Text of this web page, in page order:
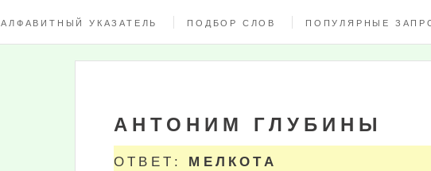
АЛФАВИТНЫЙ УКАЗАТЕЛЬ ПОДБОР СЛОВ ПОПУЛЯРНЫЕ
АНТОНИМ ГЛУБИНЫ
ОТВЕТ: МЕЛКОТА